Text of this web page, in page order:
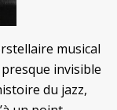
musical
invisible
du jazz,